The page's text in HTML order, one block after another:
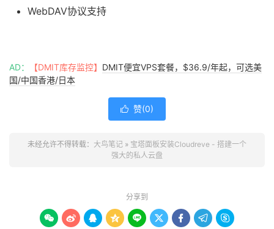
WebDAV协议支持
AD： 【DMIT库存监控】 DMIT便宜VPS套餐，$36.9/年起，可选美
国/中国香港/日本
 赞(0)
未经允许不得转载： 大鸟笔记 » 宝塔面板安装Cloudreve - 搭建一个
强大的私人云盘
分享到
        